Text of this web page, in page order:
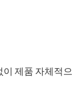
제품 자체적